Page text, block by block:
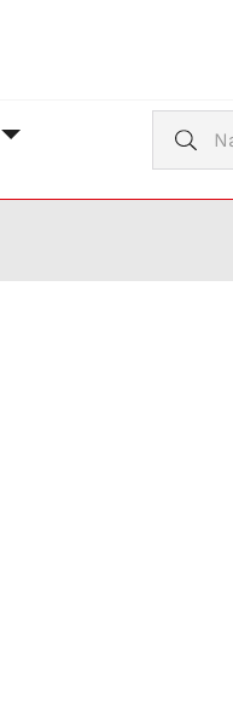
JAK NAKUPOVAT